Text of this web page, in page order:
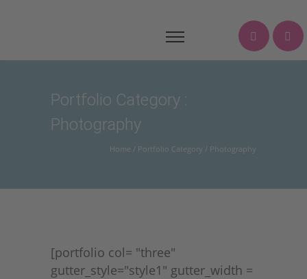
Portfolio Category :
Photography
Home / Portfolio Category / Photography
[portfolio col= "three"
gutter_style="style1" gutter_width =